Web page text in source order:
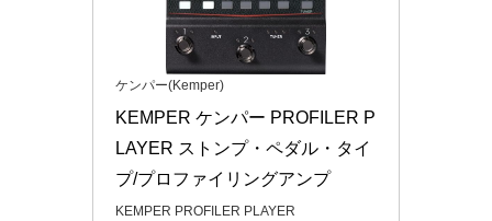
ケンパー(Kemper)
KEMPER ケンパー PROFILER P
LAYER ストンプ・ペダル・タイ
プ/プロファイリングアンプ
KEMPER PROFILER PLAYER